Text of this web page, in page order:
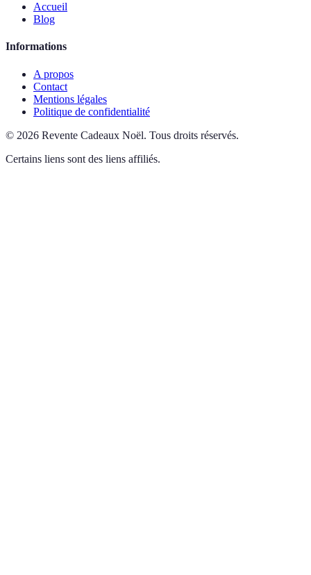
Accueil
Blog
Informations
A propos
Contact
Mentions légales
Politique de confidentialité
© 2026 Revente Cadeaux Noël. Tous droits réservés.
Certains liens sont des liens affiliés.